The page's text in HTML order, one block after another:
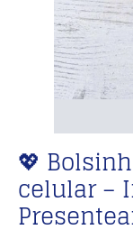
💖
celular –